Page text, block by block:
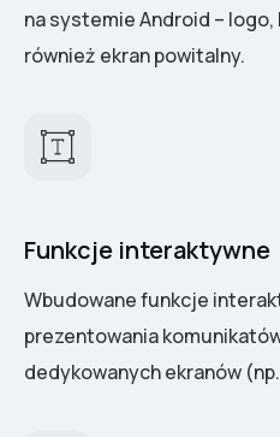
na systemie Android –
również ekran powitalny.
Funkcje interaktywne
Wbudowane funkcje
prezentowania
dedykowanych ekranów